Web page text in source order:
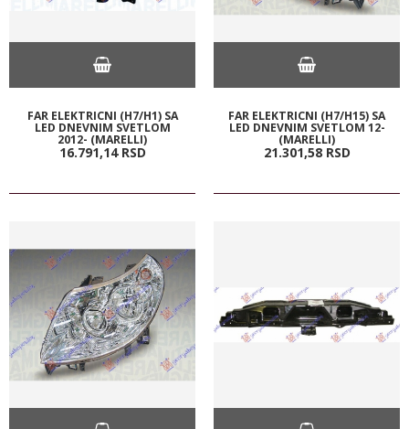
FAR ELEKTRICNI (H7/H1) SA
LED DNEVNIM SVETLOM
2012- (MARELLI)
16.791,14 RSD
FAR ELEKTRICNI (H7/H15) SA
LED DNEVNIM SVETLOM 12-
(MARELLI)
21.301,58 RSD